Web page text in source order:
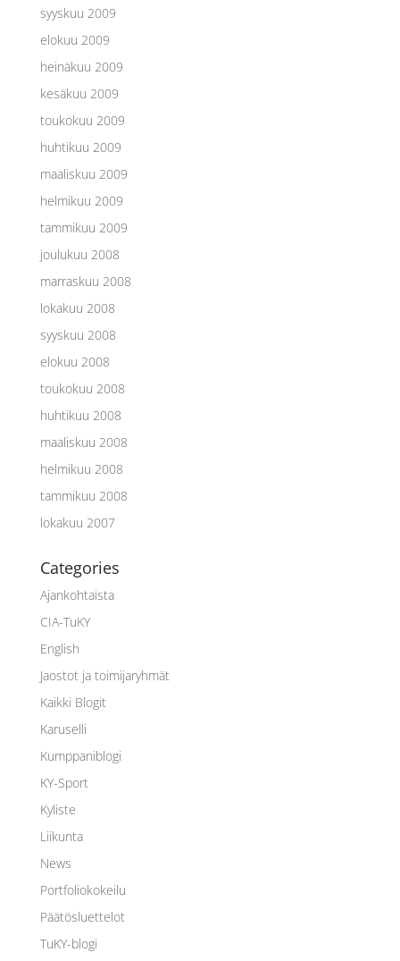
syyskuu 2009
elokuu 2009
heinäkuu 2009
kesäkuu 2009
toukokuu 2009
huhtikuu 2009
maaliskuu 2009
helmikuu 2009
tammikuu 2009
joulukuu 2008
marraskuu 2008
lokakuu 2008
syyskuu 2008
elokuu 2008
toukokuu 2008
huhtikuu 2008
maaliskuu 2008
helmikuu 2008
tammikuu 2008
lokakuu 2007
Categories
Ajankohtaista
CIA-TuKY
English
Jaostot ja toimijaryhmät
Kaikki Blogit
Karuselli
Kumppaniblogi
KY-Sport
Kyliste
Liikunta
News
Portfoliokokeilu
Päätösluettelot
TuKY-blogi